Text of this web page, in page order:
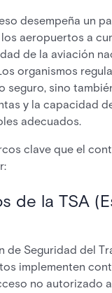
desempeña un
aeropuertos a
de la aviación
organismos
seguro, sino
y la capacidad
adecuados.
clave que el
de la TSA
de Seguridad del
implementen
no autorizado